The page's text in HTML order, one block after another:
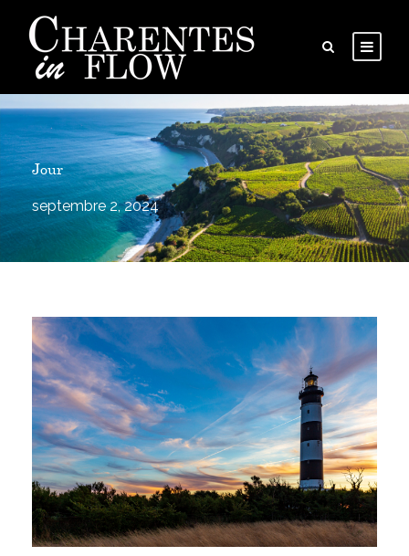
Jour
septembre 2, 2024